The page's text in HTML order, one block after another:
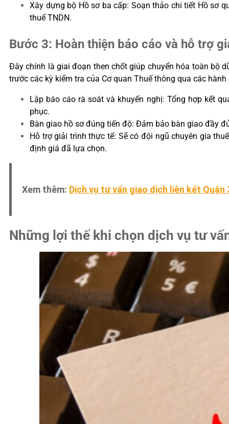
Xây dựng bộ Hồ sơ ba cấp: Soạn thảo chi tiết Hồ sơ
thuế TNDN.
Bước 3: Hoàn thiện báo cáo và hỗ trợ
Đây chính là giai đoạn then chốt giúp chuyển hóa toàn bộ
trước các kỳ kiểm tra của Cơ quan Thuế thông qua các
Lập báo cáo rà soát và khuyến nghị: Tổng hợp kết
phục.
Bàn giao hồ sơ đúng tiến độ: Đảm bảo bàn giao đầy
Hỗ trợ giải trình thực tế: Sẽ có đội ngũ chuyên gia
định giá đã lựa chọn.
Xem thêm: Dịch vụ tư vấn giao dịch liên kết Quận
Những lợi thế khi chọn dịch vụ tư